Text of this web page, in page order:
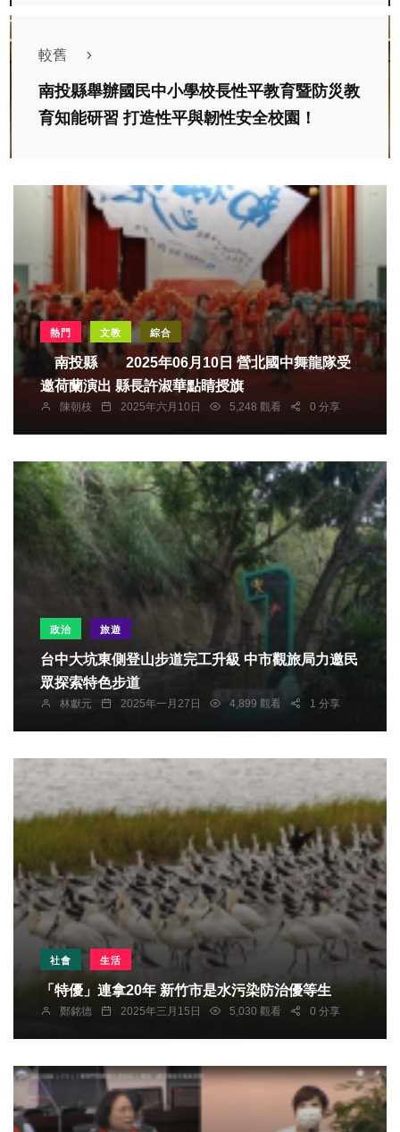
較舊
南投縣舉辦國民中小學校長性平教育暨防災教
育知能研習 打造性平與韌性安全校園！
熱門 文教 綜合
南投縣 2025年06月10日 營北國中舞龍隊受
邀荷蘭演出 縣長許淑華點睛授旗
陳朝枝 2025年六月10日 5,248 觀看 0 分享
政治 旅遊
台中大坑東側登山步道完工升級 中市觀旅局力邀民
眾探索特色步道
林獻元 2025年一月27日 4,899 觀看 1 分享
社會 生活
「特優」連拿20年 新竹市是水污染防治優等生
鄭銘德 2025年三月15日 5,030 觀看 0 分享